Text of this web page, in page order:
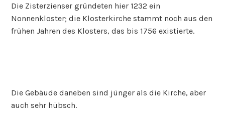
Die Zisterzienser gründeten hier 1232 ein
Nonnenkloster; die Klosterkirche stammt noch aus den
frühen Jahren des Klosters, das bis 1756 existierte.
Die Gebäude daneben sind jünger als die Kirche, aber
auch sehr hübsch.